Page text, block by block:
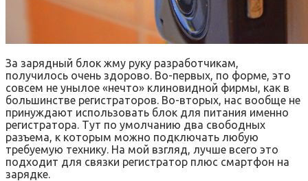
За зарядный блок жму руку разработчикам,
получилось очень здорово. Во-первых, по форме, это
совсем не унылое «нечто» клиновидной фирмы, как в
большинстве регистраторов. Во-вторых, нас вообще не
принуждают использовать блок для питания именно
регистратора. Тут по умолчанию два свободных
разъема, к которым можно подключать любую
требуемую технику. На мой взгляд, лучше всего это
подходит для связки регистратор плюс смартфон на
зарядке.